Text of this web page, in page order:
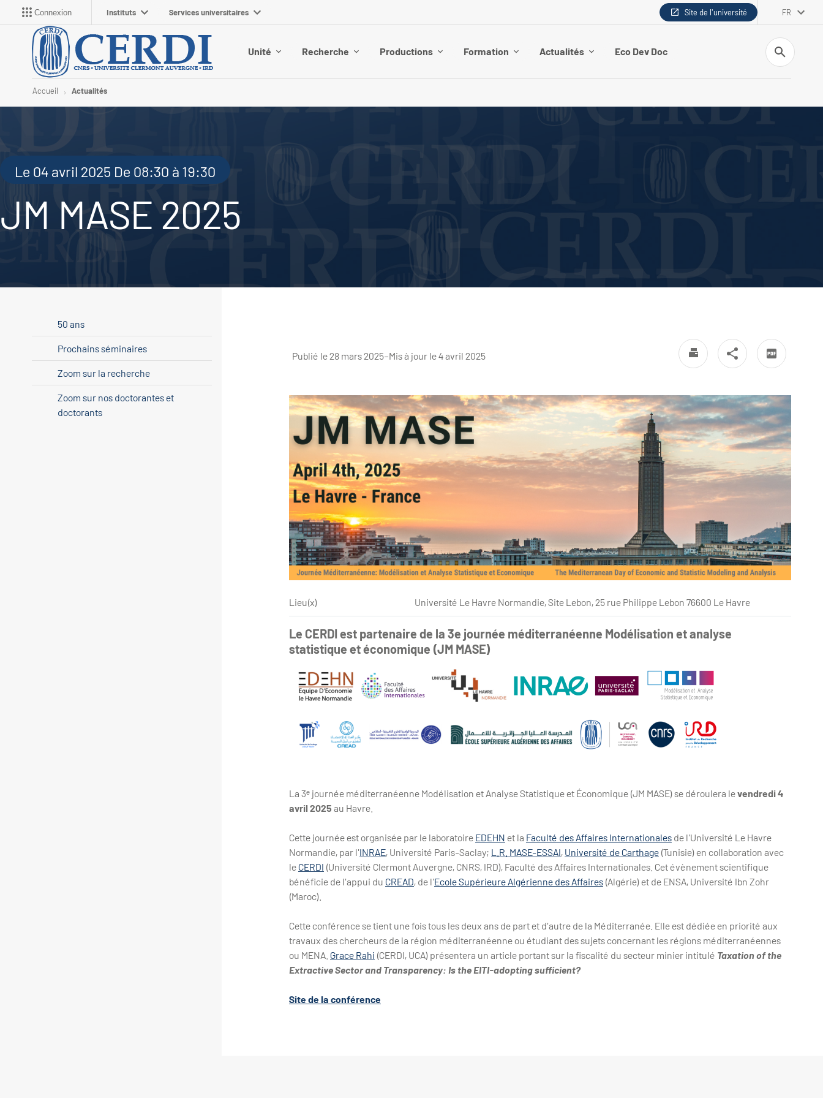
Connexion Instituts Services universitaires Site de l'université FR
Unité Recherche Productions Formation Actualités Eco Dev Doc
Recherche
Accueil Actualités
Le 04 avril 2025 De 08:30 à 19:30
JM MASE 2025
Publié le 28 mars 2025–Mis à jour le 4 avril 2025
Lieu(x) Université Le Havre Normandie, Site Lebon, 25 rue Philippe Lebon 76600 Le Havre
Le CERDI est partenaire de la 3e journée méditerranéenne Modélisation et analyse
statistique et économique (JM MASE)
La 3ᵉ journée méditerranéenne Modélisation et Analyse Statistique et Économique (JM MASE) se déroulera levendredi 4
avril 2025 au Havre.
Cette journée est organisée par le laboratoire EDEHN et la Faculté des Affaires Internationalesde l'Université Le Havre
Normandie, par l'INRAE, Université Paris-Saclay; L.R. MASE-ESSAI, Université de Carthage(Tunisie) en collaboration avec
le CERDI (Université Clermont Auvergne, CNRS, IRD), Faculté des Affaires Internationales. Cet évènement scientifique
bénéficie de l'appui du CREAD, de l'Ecole Supérieure Algérienne des Affaires(Algérie) et de ENSA, Université Ibn Zohr
(Maroc).
Cette conférence se tient une fois tous les deux ans de part et d'autre de la Méditerranée. Elle est dédiée en priorité aux
travaux des chercheurs de la région méditerranéenne ou étudiant des sujets concernant les régions méditerranéennes
ou MENA. Grace Rahi (CERDI, UCA) présentera un article portant sur la fiscalité du secteur minier intitulé Taxation of the
Extractive Sector and Transparency: Is the EITI-adopting sufficient?
Site de la conférence
50 ans
Prochains séminaires
Zoom sur la recherche
Zoom sur nos doctorantes et
doctorants